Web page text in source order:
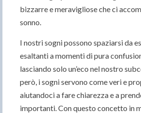
bizzarre e meravigliose che ci
sonno.
I nostri sogni possono spaziarsi da
esaltanti a momenti di pura
lasciando solo un’eco nel nostro
però, i sogni servono come veri e
aiutandoci a fare chiarezza e a
importanti. Con questo concetto in